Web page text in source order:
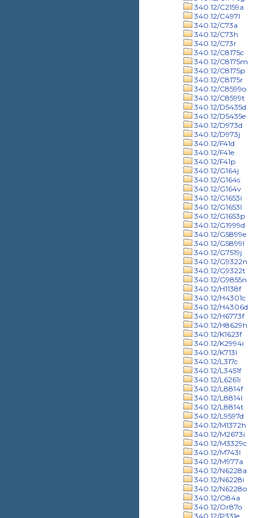
340.12/C2159a
340.12/C497l
340.12/C73a
340.12/C73h
340.12/C73r
340.12/C8175c
340.12/C8175m
340.12/C8175p
340.12/C8175r
340.12/C8599o
340.12/C8599t
340.12/D5435d
340.12/D5435e
340.12/D973d
340.12/D973j
340.12/F41d
340.12/F41e
340.12/F41p
340.12/G164j
340.12/G164s
340.12/G164v
340.12/G1653i
340.12/G1653l
340.12/G1653p
340.12/G1999d
340.12/G5899e
340.12/G5899l
340.12/G7519j
340.12/G9322n
340.12/G9322t
340.12/G9855n
340.12/H1138f
340.12/H4301c
340.12/H4306d
340.12/H6773f
340.12/H8629h
340.12/K1623f
340.12/K2994i
340.12/K713l
340.12/L317c
340.12/L3451f
340.12/L6261i
340.12/L8814f
340.12/L8814l
340.12/L8814t
340.12/L9597d
340.12/M1372h
340.12/M2673i
340.12/M3329c
340.12/M743l
340.12/M977a
340.12/N6228a
340.12/N6228i
340.12/N6228o
340.12/O84a
340.12/Or87o
340.12/P331e